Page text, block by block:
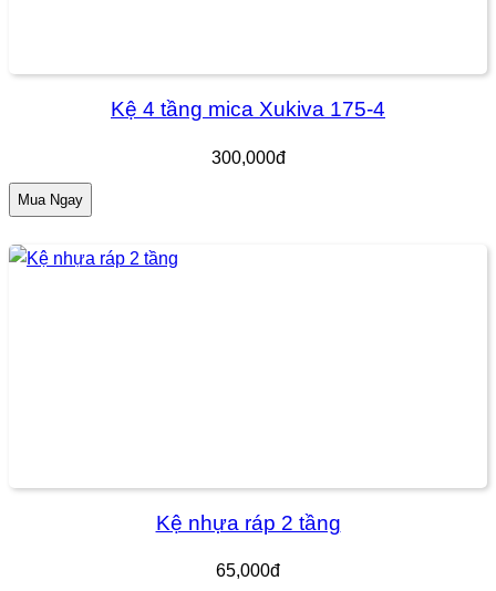
Kệ 4 tầng mica Xukiva 175-4
300,000đ
Mua Ngay
Kệ nhựa ráp 2 tầng
65,000đ